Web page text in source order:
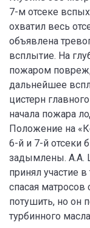
7-м отсеке
охватил весь
объявлена
всплытие. На
пожаром
дальнейшее
цистерн
начала пожара
Положение на
6-й и 7-й отсеки
задымлены. А.А.
принял участие
спасая
потушить, но он
турбинного